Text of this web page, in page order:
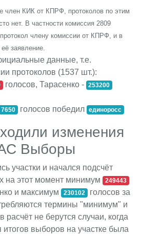
член КИК от КПРФ, протоколов по этим
нет. В частности комиссия 2809
члену комиссии от КПРФ, и в
заявление.
данные, т.е.
протоколов (1537 шт.):
голосов, Тарасенко - 253200
7650 голосов победил единоросс
изменения
Выборы
участки и начался подсчёт
на этот момент минимум
249443
и максимум 230102 голосов за
термины "минимум" и
расчёт не берутся случаи, когда
выборов на участке была